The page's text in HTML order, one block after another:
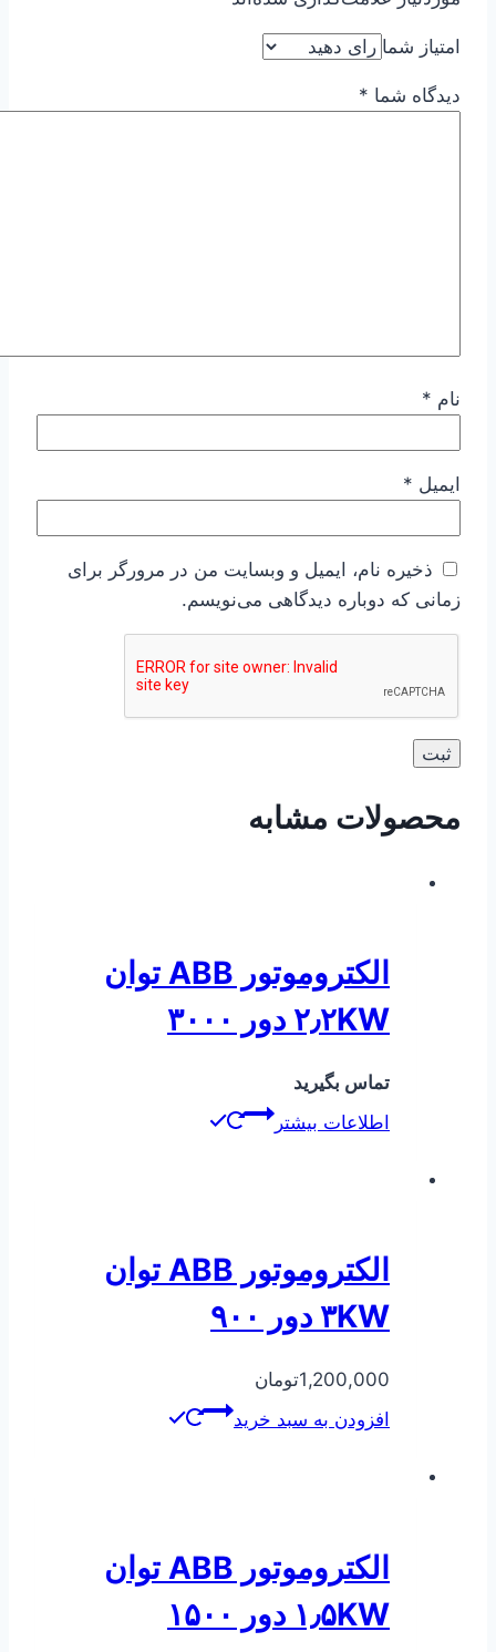
امتیاز شما
دیدگاه شما *
نام *
ایمیل *
ذخیره نام، ایمیل و وبسایت من در مرورگر برای
زمانی که دوباره دیدگاهی می‌نویسم.
محصولات مشابه
الکتروموتور ABB توان
۲٫۲KW دور ۳۰۰۰
تماس بگیرید
اطلاعات بیشتر
الکتروموتور ABB توان
۳KW دور ۹۰۰
1,200,000تومان
افزودن به سبد خرید
الکتروموتور ABB توان
۱٫۵KW دور ۱۵۰۰